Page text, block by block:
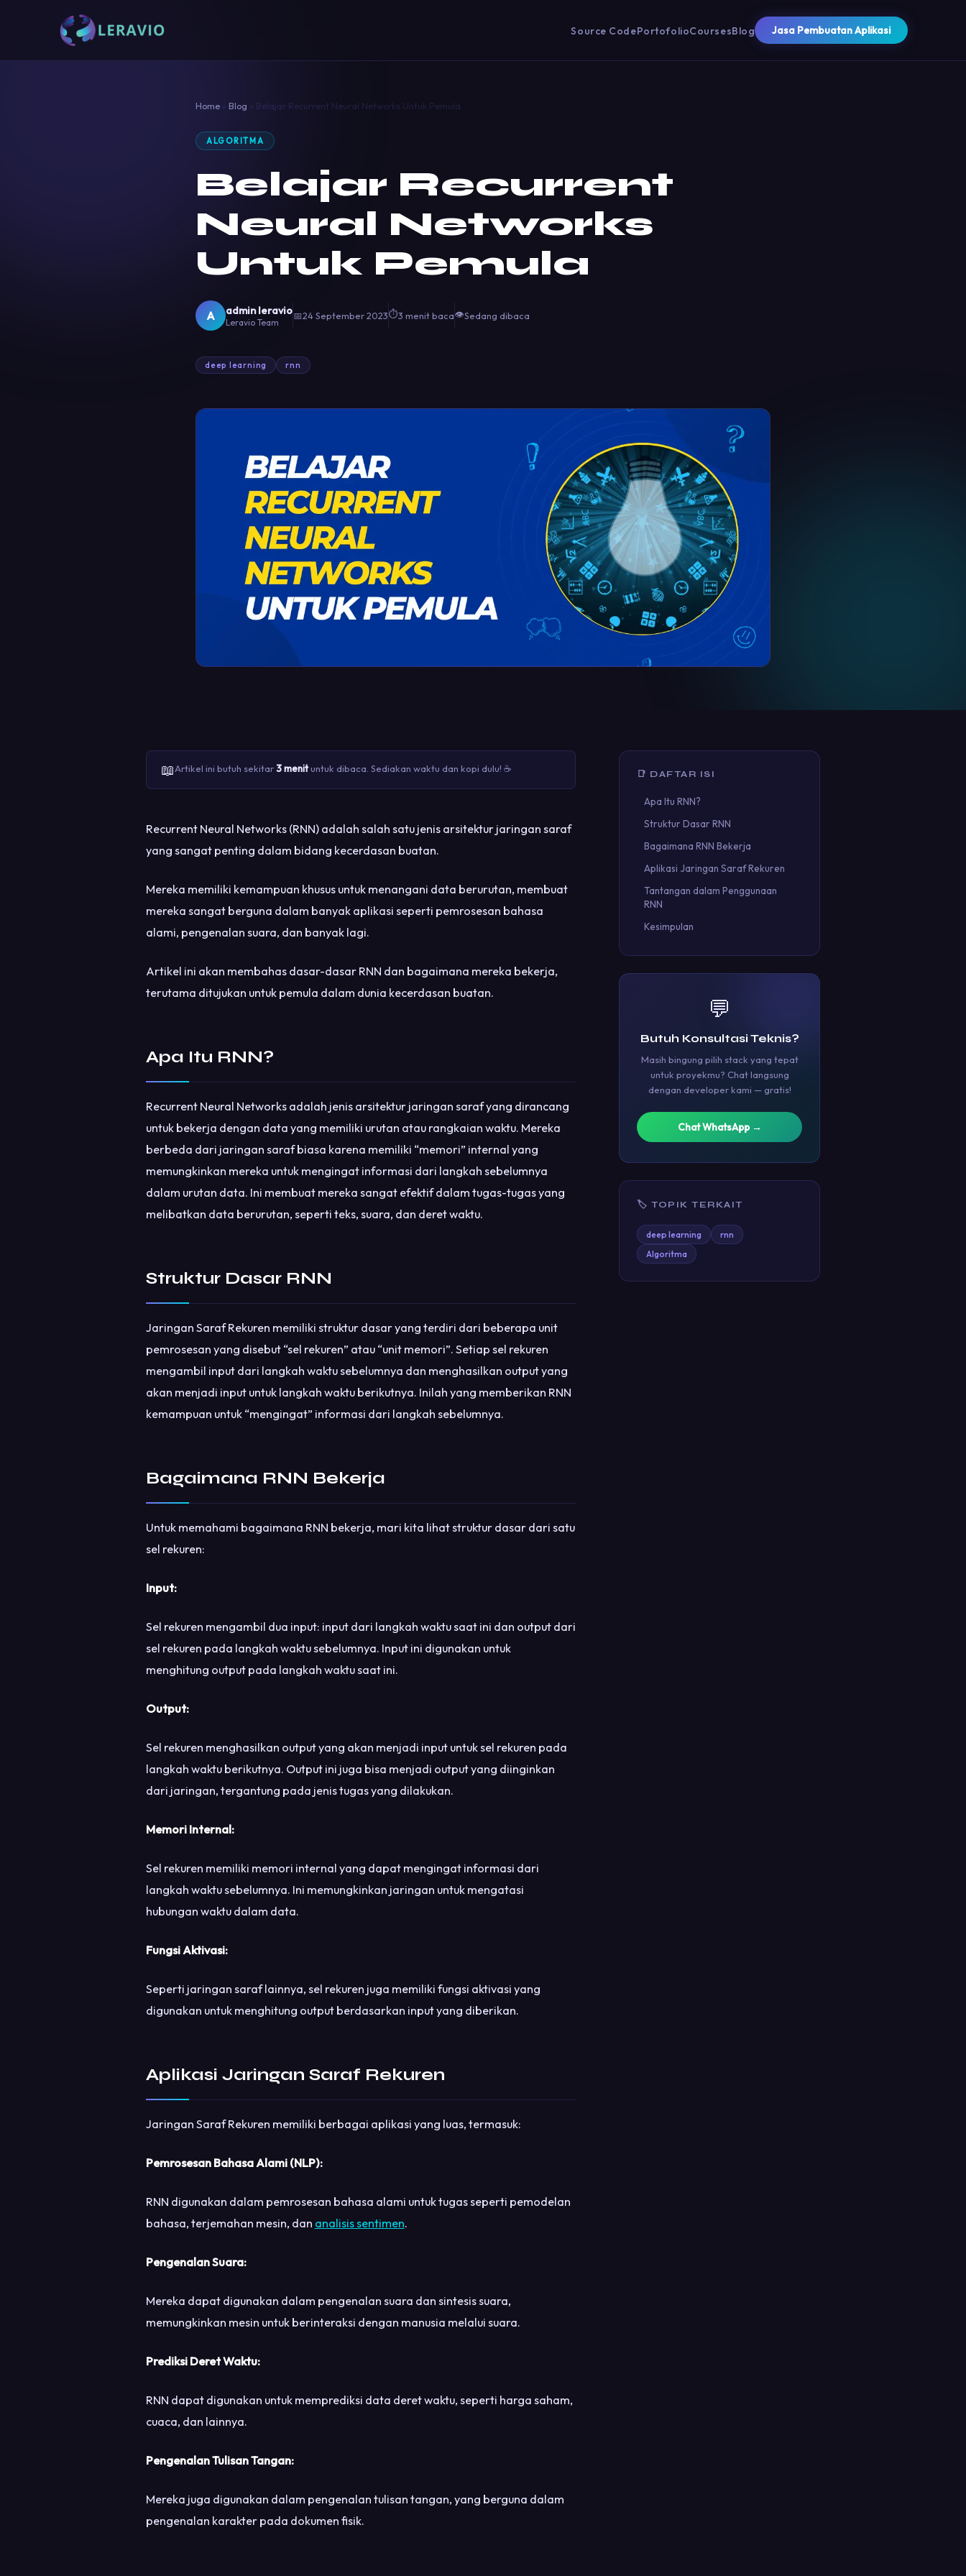
Source CodePortofolioCoursesBlog Jasa Pembuatan Aplikasi
Home » Blog » Belajar Recurrent Neural Networks Untuk Pemula
ALGORITMA
Belajar Recurrent
Neural Networks
Untuk Pemula
A admin leravio
Leravio Team
📅24 September 2023⏱3 menit baca👁Sedang dibaca
deep learning rnn
📖Artikel ini butuh sekitar3 menituntuk dibaca. Sediakan waktu dan kopi dulu! ☕
Recurrent Neural Networks (RNN) adalah salah satu jenis arsitektur jaringan saraf
yang sangat penting dalam bidang kecerdasan buatan.
Mereka memiliki kemampuan khusus untuk menangani data berurutan, membuat
mereka sangat berguna dalam banyak aplikasi seperti pemrosesan bahasa
alami, pengenalan suara, dan banyak lagi.
Artikel ini akan membahas dasar-dasar RNN dan bagaimana mereka bekerja,
terutama ditujukan untuk pemula dalam dunia kecerdasan buatan.
Apa Itu RNN?
Recurrent Neural Networks adalah jenis arsitektur jaringan saraf yang dirancang
untuk bekerja dengan data yang memiliki urutan atau rangkaian waktu. Mereka
berbeda dari jaringan saraf biasa karena memiliki “memori” internal yang
memungkinkan mereka untuk mengingat informasi dari langkah sebelumnya
dalam urutan data. Ini membuat mereka sangat efektif dalam tugas-tugas yang
melibatkan data berurutan, seperti teks, suara, dan deret waktu.
Struktur Dasar RNN
Jaringan Saraf Rekuren memiliki struktur dasar yang terdiri dari beberapa unit
pemrosesan yang disebut “sel rekuren” atau “unit memori”. Setiap sel rekuren
mengambil input dari langkah waktu sebelumnya dan menghasilkan output yang
akan menjadi input untuk langkah waktu berikutnya. Inilah yang memberikan RNN
kemampuan untuk “mengingat” informasi dari langkah sebelumnya.
Bagaimana RNN Bekerja
Untuk memahami bagaimana RNN bekerja, mari kita lihat struktur dasar dari satu
sel rekuren:
Input:
Sel rekuren mengambil dua input: input dari langkah waktu saat ini dan output dari
sel rekuren pada langkah waktu sebelumnya. Input ini digunakan untuk
menghitung output pada langkah waktu saat ini.
Output:
Sel rekuren menghasilkan output yang akan menjadi input untuk sel rekuren pada
langkah waktu berikutnya. Output ini juga bisa menjadi output yang diinginkan
dari jaringan, tergantung pada jenis tugas yang dilakukan.
Memori Internal:
Sel rekuren memiliki memori internal yang dapat mengingat informasi dari
langkah waktu sebelumnya. Ini memungkinkan jaringan untuk mengatasi
hubungan waktu dalam data.
Fungsi Aktivasi:
Seperti jaringan saraf lainnya, sel rekuren juga memiliki fungsi aktivasi yang
digunakan untuk menghitung output berdasarkan input yang diberikan.
Aplikasi Jaringan Saraf Rekuren
Jaringan Saraf Rekuren memiliki berbagai aplikasi yang luas, termasuk:
Pemrosesan Bahasa Alami (NLP):
RNN digunakan dalam pemrosesan bahasa alami untuk tugas seperti pemodelan
bahasa, terjemahan mesin, dan analisis sentimen.
Pengenalan Suara:
Mereka dapat digunakan dalam pengenalan suara dan sintesis suara,
memungkinkan mesin untuk berinteraksi dengan manusia melalui suara.
Prediksi Deret Waktu:
RNN dapat digunakan untuk memprediksi data deret waktu, seperti harga saham,
cuaca, dan lainnya.
Pengenalan Tulisan Tangan:
Mereka juga digunakan dalam pengenalan tulisan tangan, yang berguna dalam
pengenalan karakter pada dokumen fisik.
📑 DAFTAR ISI
Apa Itu RNN?
Struktur Dasar RNN
Bagaimana RNN Bekerja
Aplikasi Jaringan Saraf Rekuren
Tantangan dalam Penggunaan
RNN
Kesimpulan
💬
Butuh Konsultasi Teknis?
Masih bingung pilih stack yang tepat
untuk proyekmu? Chat langsung
dengan developer kami — gratis!
Chat WhatsApp →
🏷 TOPIK TERKAIT
deep learning
rnn
Algoritma